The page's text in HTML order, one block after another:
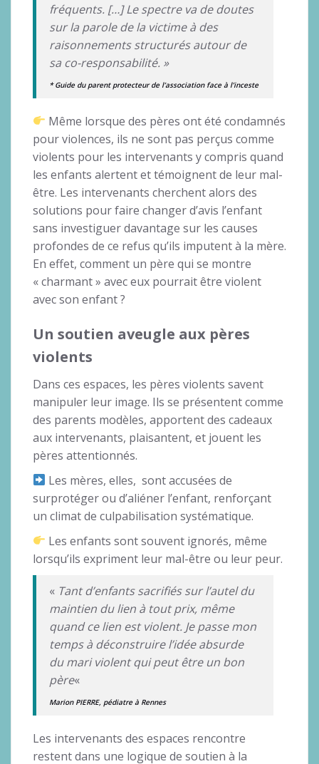
fréquents. […] Le spectre va de doutes
sur la parole de la victime à des
raisonnements structurés autour de
sa co-responsabilité. »
* Guide du parent protecteur de l’association face à l’inceste
Même lorsque des pères ont été condamnés
pour violences, ils ne sont pas perçus comme
violents pour les intervenants y compris quand
les enfants alertent et témoignent de leur mal-
être. Les intervenants cherchent alors des
solutions pour faire changer d’avis l’enfant
sans investiguer davantage sur les causes
profondes de ce refus qu’ils imputent à la mère.
En effet, comment un père qui se montre
« charmant » avec eux pourrait être violent
avec son enfant ?
Un soutien aveugle aux pères
violents
Dans ces espaces, les pères violents savent
manipuler leur image. Ils se présentent comme
des parents modèles, apportent des cadeaux
aux intervenants, plaisantent, et jouent les
pères attentionnés.
Les mères, elles, sont accusées de
surprotéger ou d’aliéner l’enfant, renforçant
un climat de culpabilisation systématique.
Les enfants sont souvent ignorés, même
lorsqu’ils expriment leur mal-être ou leur peur.
« Tant d’enfants sacrifiés sur l’autel du
maintien du lien à tout prix, même
quand ce lien est violent. Je passe mon
temps à déconstruire l’idée absurde
du mari violent qui peut être un bon
père«
Marion PIERRE, pédiatre à Rennes
Les intervenants des espaces rencontre
restent dans une logique de soutien à la